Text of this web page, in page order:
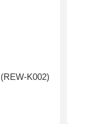
K002)